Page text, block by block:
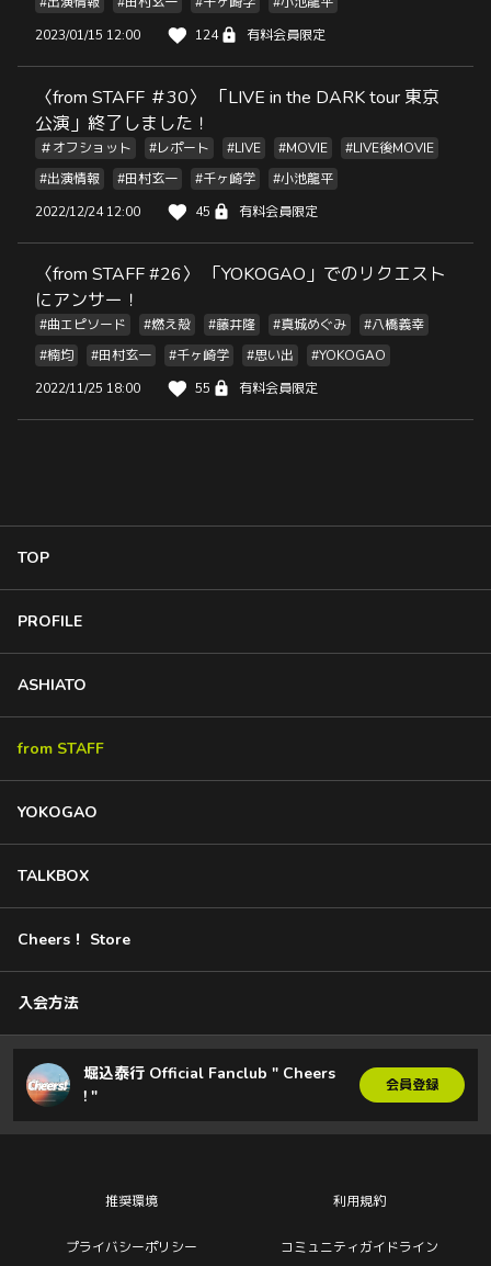
2023/01/15 12:00
124 有料会員限定
〈from STAFF ＃30〉 「LIVE in the DARK tour 東京
公演」終了しました！
＃オフショット #レポート #LIVE #MOVIE
#LIVE後MOVIE
#出演情報
#田村玄一 #千ヶ崎学
#小池龍平
2022/12/24 12:00
45 有料会員限定
〈from STAFF #26〉 「YOKOGAO」でのリクエスト
にアンサー！
#曲エピソード #燃え殻 #藤井隆 #真城めぐみ
#八橋義幸
#楠均
#田村玄一 #千ヶ崎学 #思い出
#YOKOGAO
2022/11/25 18:00
55 有料会員限定
TOP
PROFILE
ASHIATO
from STAFF
YOKOGAO
TALKBOX
Cheers！ Store
入会方法
堀込泰行 Official Fanclub " Cheers
! "
会員登録
推奨環境 利用規約
プライバシーポリシー コミュニティガイドライン